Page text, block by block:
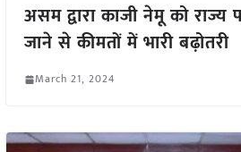
असम द्वारा काजी नेमू को
जाने से कीमतों में भारी बढ़ोतरी
March 21, 2024